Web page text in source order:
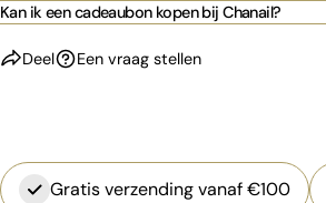
Kan ik een cadeaubon kopen bij Chanail?
Deel Een vraag stellen
Gratis verzending vanaf €100